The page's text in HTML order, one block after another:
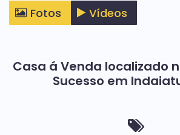
Fotos Vídeos
Casa á Venda localizado
Sucesso em